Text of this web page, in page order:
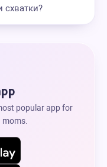
popular app for